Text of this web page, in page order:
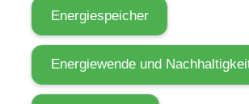
Energiespeicher
Energiewende und